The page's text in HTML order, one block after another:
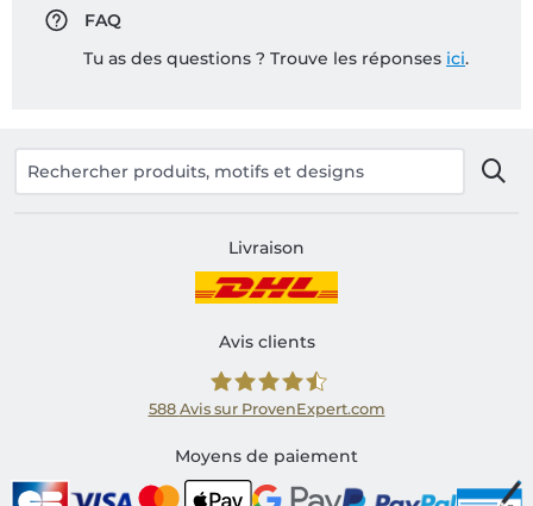
FAQ
Tu as des questions ? Trouve les réponses ici.
Livraison
Avis clients
Shirtinator FR
588 Avis sur ProvenExpert.com
Moyens de paiement